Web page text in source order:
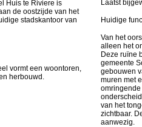
Huis te Riviere is
de oostzijde van het
stadskantoor van
vormt een woontoren,
herbouwd.
Laatst
Huidige
Van het
alleen het
Deze ruïne
gemeente
gebouwen
muren met
van het
zichtbaar.
aanwezig.